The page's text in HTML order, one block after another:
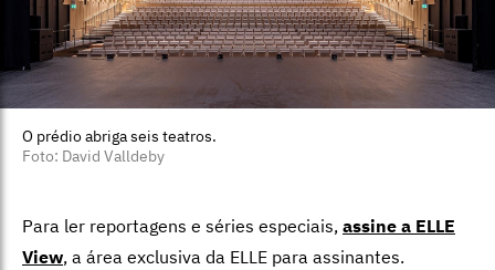
O prédio abriga seis teatros.
Foto: David Valldeby
Para ler reportagens e séries especiais, assine a ELLE
View, a área exclusiva da ELLE para assinantes.